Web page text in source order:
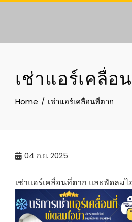
Skip
เช่าแอร์เคลื่อ
Home เช่าแอร์เคลื่อนที่ตาก
04 ก.ย. 2025
เช่าแอร์เคลื่อนที่ตาก และพัดลมไ